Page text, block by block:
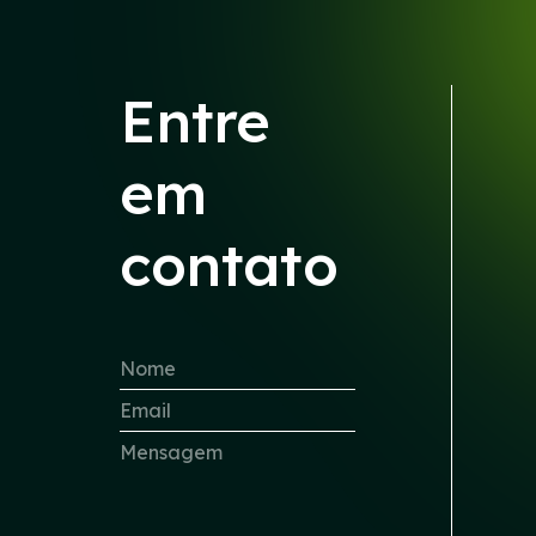
Entre
em
contato